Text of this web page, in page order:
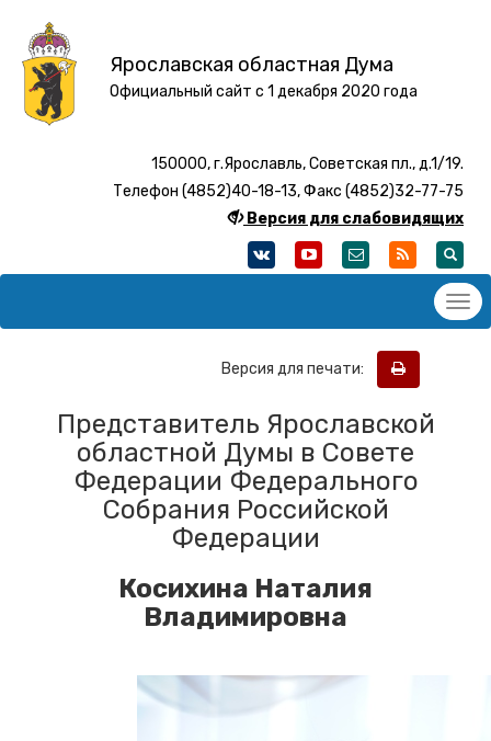
Ярославская областная Дума
Официальный сайт с 1 декабря 2020 года
150000, г.Ярославль, Советская пл., д.1/19.
Телефон (4852)40-18-13, Факс (4852)32-77-75
Версия для слабовидящих
Версия для печати:
Представитель Ярославской
областной Думы в Совете
Федерации Федерального
Собрания Российской
Федерации
Косихина Наталия
Владимировна